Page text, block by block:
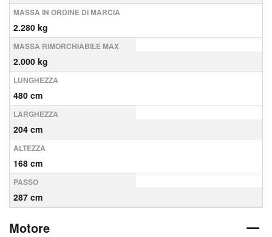
MASSA IN ORDINE DI MARCIA
2.280 kg
MASSA RIMORCHIABILE MAX
2.000 kg
LUNGHEZZA
480 cm
LARGHEZZA
204 cm
ALTEZZA
168 cm
PASSO
287 cm
Motore